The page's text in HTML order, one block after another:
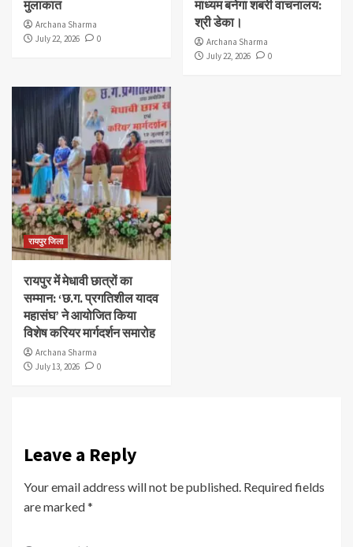
मुलाकात
Archana Sharma
July 22, 2026
0
माध्यम बनेगा शबरी वाचनालय:
श्री डेका।
Archana Sharma
July 22, 2026
0
रायपुर जिला
रायपुर में मेधावी छात्रों का
सम्मान: ‘छ.ग. प्रगतिशील यादव
महासंघ’ ने आयोजित किया
विशेष करियर मार्गदर्शन समारोह
Archana Sharma
July 13, 2026
0
Leave a Reply
Your email address will not be published. Required fields
are marked*